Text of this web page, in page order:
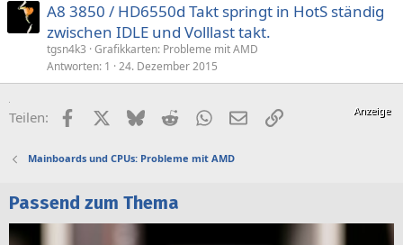
A8 3850 / HD6550d Takt springt in HotS ständig
zwischen IDLE und Volllast takt.
tgsn4k3 Grafikkarten: Probleme mit AMD
Antworten 1 24. Dezember 2015
Teilen: FacebookX (Twitter)
BlueskyRedditWhatsApp
E-MailLink
Mainboards und CPUs: Probleme mit AMD
Passend zum Thema